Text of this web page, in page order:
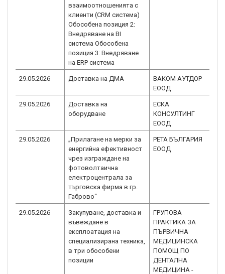
взаимоотношенията с
клиенти (CRM система)
Обособена позиция 2:
Внедряване на BI
система Обособена
позиция 3: Внедряване
на ERP система
29.05.2026 Доставка на ДМА
ВАКОМ АУТДОР
ЕООД
29.05.2026
Доставка на
оборудване
ЕСКА
КОНСУЛТИНГ
ЕООД
29.05.2026
„Прилагане на мерки за
енергийна ефективност
чрез изграждане на
фотоволтаична
електроцентрала за
търговска фирма в гр.
Габрово“
РЕТА БЪЛГАРИЯ
ЕООД
29.05.2026
Закупуване, доставка и
въвеждане в
експлоатация на
специализирана техника,
в три обособени
позиции
ГРУПОВА
ПРАКТИКА ЗА
ПЪРВИЧНА
МЕДИЦИНСКА
ПОМОЩ ПО
ДЕНТАЛНА
МЕДИЦИНА -